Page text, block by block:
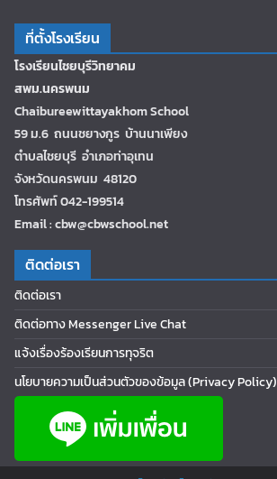
ที่ตั้งโรงเรียน
โรงเรียนไชยบุรีวิทยาคม
สพม.นครพนม
Chaibureewittayakhom School
59 ม.6 ถนนชยางกูร บ้านนาเพียง
ตำบลไชยบุรี อำเภอท่าอุเทน
จังหวัดนครพนม 48120
โทรศัพท์ 042-199514
Email : cbw@cbwschool.net
ติดต่อเรา
ติดต่อเรา
ติดต่อทาง Messenger Live Chat
แจ้งเรื่องร้องเรียนการทุจริต
นโยบายความเป็นส่วนตัวของข้อมูล (Privacy Policy)